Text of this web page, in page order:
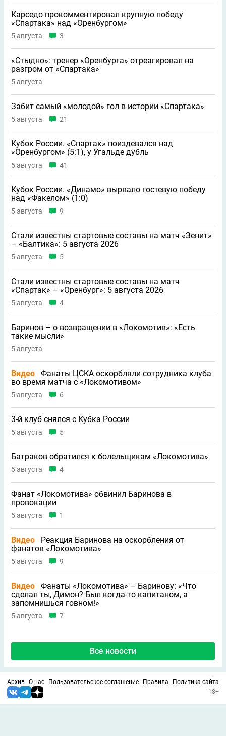
Карседо прокомментировал крупную победу
«Спартака» над «Оренбургом»
5 августа 3
«Стыдно»: тренер «Оренбурга» отреагировал на
разгром от «Спартака»
5 августа
Забит самый «молодой» гол в истории «Спартака»
5 августа 21
Кубок России. «Спартак» поиздевался над
«Оренбургом» (5:1), у Угальде дубль
5 августа 41
Кубок России. «Динамо» вырвало гостевую победу
над «Факелом» (1:0)
5 августа 9
Стали известны стартовые составы на матч «Зенит»
– «Балтика»: 5 августа 2026
5 августа 5
Стали известны стартовые составы на матч
«Спартак» – «Оренбург»: 5 августа 2026
5 августа 4
Баринов – о возвращении в «Локомотив»: «Есть
такие мысли»
5 августа
Видео
Фанаты ЦСКА оскорбляли сотрудника клуба
во время матча с «Локомотивом»
5 августа 6
3-й клуб снялся с Кубка России
5 августа 5
Батраков обратился к болельщикам «Локомотива»
5 августа 4
Фанат «Локомотива» обвинил Баринова в
провокации
5 августа 1
Видео
Реакция Баринова на оскорбления от
фанатов «Локомотива»
5 августа 9
Видео
Фанаты «Локомотива» – Баринову: «Что
сделал ты, Димон? Был когда-то капитаном, а
запомнишься говном!»
5 августа 7
Все новости
Архив О нас Пользовательское соглашение Правила
Политика сайта
18+